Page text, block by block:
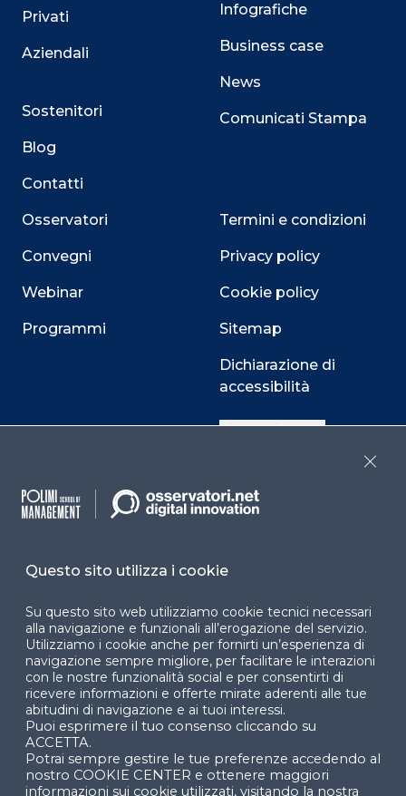
Privati
Aziendali
Sostenitori
Blog
Contatti
Osservatori
Convegni
Webinar
Programmi
Infografiche
Business case
News
Comunicati Stampa
Termini e condizioni
Privacy policy
Cookie policy
Sitemap
Dichiarazione di
accessibilità
Cookie Center
Facebook LinkedIn
© 2024 Copyright © Politecnico di Milano Dipartimento
di Ingegneria Gestionale
Questo sito utilizza i cookie
Su questo sito web utilizziamo cookie tecnici necessari
alla navigazione e funzionali all’erogazione del servizio.
Utilizziamo i cookie anche per fornirti un’esperienza di
navigazione sempre migliore, per facilitare le interazioni
con le nostre funzionalità social e per consentirti di
ricevere informazioni e offerte mirate aderenti alle tue
abitudini di navigazione e ai tuoi interessi.
Puoi esprimere il tuo consenso cliccando su
ACCETTA.
Potrai sempre gestire le tue preferenze accedendo al
nostro COOKIE CENTER e ottenere maggiori
informazioni sui cookie utilizzati, visitando la nostra